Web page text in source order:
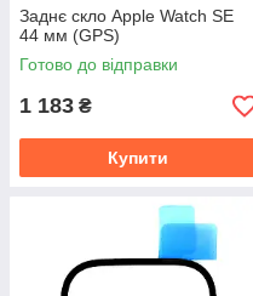
Заднє скло Apple Watch SE
44 мм (GPS)
Готово до відправки
1 183 ₴
Купити